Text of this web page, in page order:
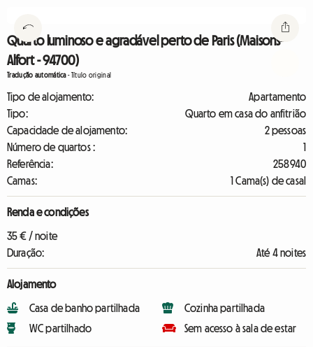
Quarto luminoso e agradável perto de Paris (Maisons-
Alfort - 94700)
Tradução automática-Título original
Tipo de alojamento:
Apartamento
Tipo:
Quarto em casa do anfitrião
Capacidade de alojamento:
2 pessoas
Número de quartos :
1
Referência:
258940
Camas:
1 Cama(s) de casal
Renda e condições
35 € / noite
Duração:
Até 4 noites
Alojamento
Casa de banho partilhada
WC partilhado
Cozinha partilhada
Sem acesso à sala de estar